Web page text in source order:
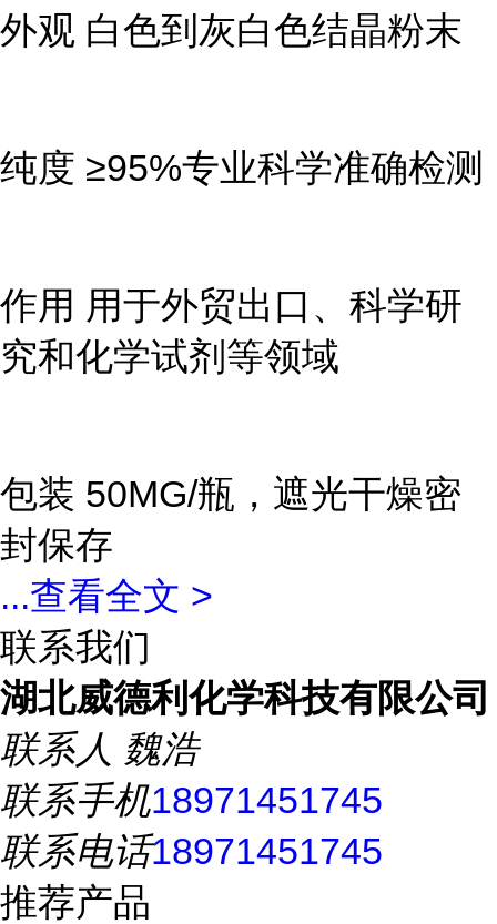
外观 白色到灰白色结晶粉末
纯度 ≥95%专业科学准确检测
作用 用于外贸出口、科学研
究和化学试剂等领域
包装 50MG/瓶，遮光干燥密
封保存
...查看全文 >
联系我们
湖北威德利化学科技有限公司
联系人 魏浩
联系手机18971451745
联系电话18971451745
推荐产品